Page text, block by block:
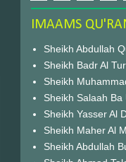
IMAAMS
Sheikh Abdullah
Sheikh Badr Al
Sheikh
Sheikh Salaah Ba
Sheikh Yasser Al
Sheikh Maher Al
Sheikh Abdullah